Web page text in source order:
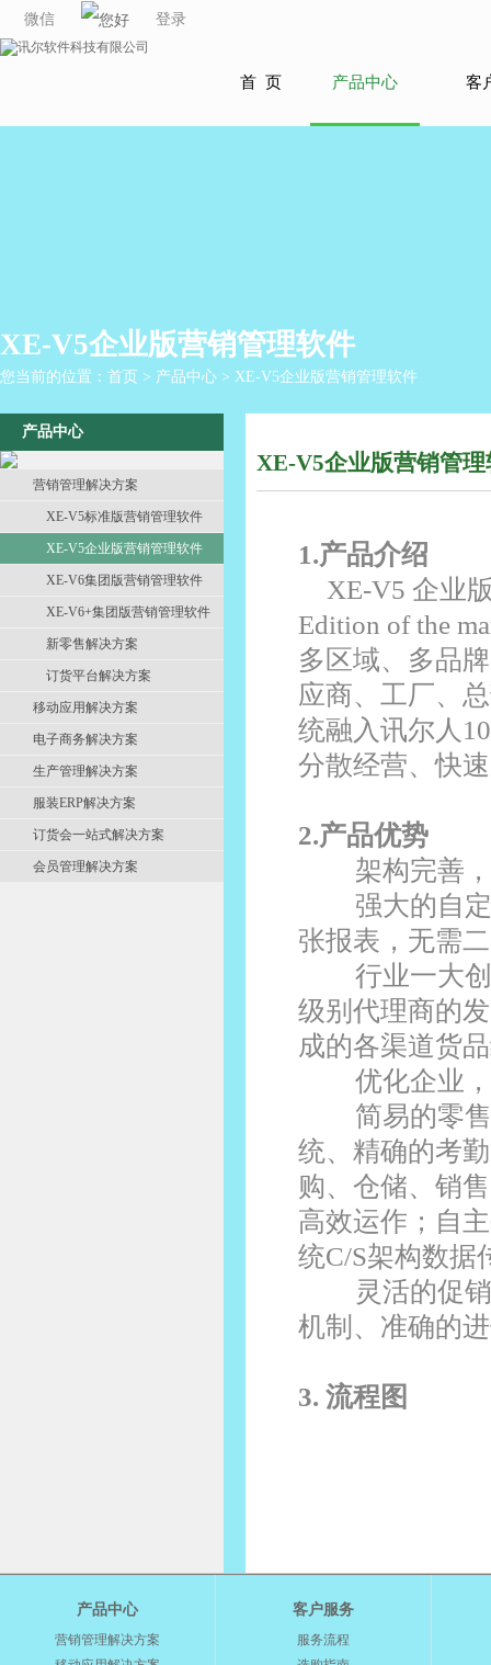
微信 登录
首 页 产品中心 客
XE-V5企业版营销管理软件
您当前的位置： 首页 > 产品中心 > XE-V5企业版营销管理软件
产品中心
营销管理解决方案
XE-V5标准版营销管理软件
XE-V5企业版营销管理软件
XE-V6集团版营销管理软件
XE-V6+集团版营销管理软件
新零售解决方案
订货平台解决方案
移动应用解决方案
电子商务解决方案
生产管理解决方案
服装ERP解决方案
订货会一站式解决方案
会员管理解决方案
XE-V5企业版营销管理
1.产品介绍
XE-V5 企业
Edition of the
多区域、多品
应商、工厂、
统融入讯尔人
分散经营、快
2.产品优势
架构完善
强大的自
张报表，无需
行业一大
级别代理商的
成的各渠道货
优化企业
简易的零
统、精确的考
购、仓储、销
高效运作；自
统C/S架构数
灵活的促
机制、准确的
3. 流程图
产品中心
营销管理解决方案
客户服务
服务流程